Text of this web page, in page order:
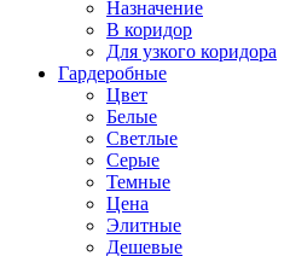
Назначение
В коридор
Для узкого коридора
Гардеробные
Цвет
Белые
Светлые
Серые
Темные
Цена
Элитные
Дешевые